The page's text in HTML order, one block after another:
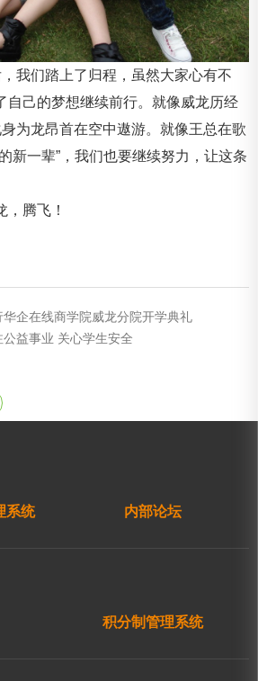
们踏上了归程，虽然大家心有不
自己的梦想继续前行。就像威龙历经
为龙昂首在空中遨游。就像王总在歌
新一辈”，我们也要继续努力，让这条
腾飞！
华企在线商学院威龙分院开学典礼
公益事业 关心学生安全
系统 内部论坛
积分制管理系统